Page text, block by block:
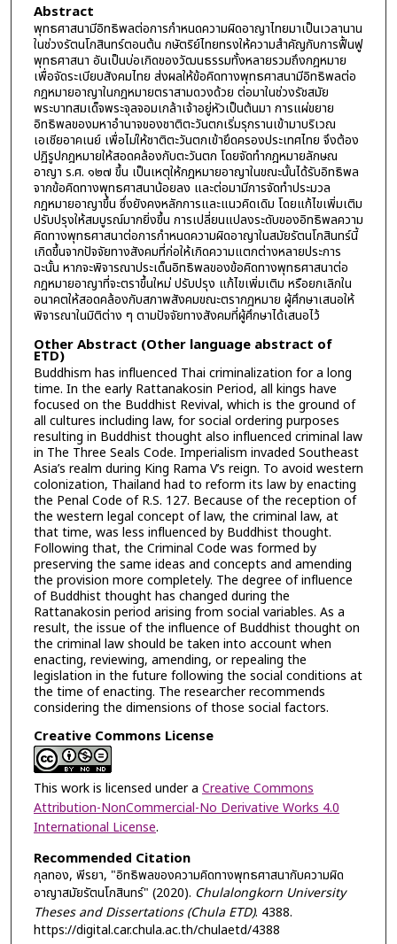
Abstract
พุทธศาสนามีอิทธิพลต่อการกำหนดความผิดอาญาไทยมาเป็นเวลานาน
ในช่วงรัตนโกสินทร์ตอนต้น กษัตริย์ไทยทรงให้ความสำคัญกับการฟื้นฟู
พุทธศาสนา อันเป็นบ่อเกิดของวัฒนธรรมทั้งหลายรวมถึงกฎหมาย
เพื่อจัดระเบียบสังคมไทย ส่งผลให้ข้อคิดทางพุทธศาสนามีอิทธิพลต่อ
กฎหมายอาญาในกฎหมายตราสามดวงด้วย ต่อมาในช่วงรัชสมัย
พระบาทสมเด็จพระจุลจอมเกล้าเจ้าอยู่หัวเป็นต้นมา การแผ่ขยาย
อิทธิพลของมหาอำนาจของชาติตะวันตกเริ่มรุกรานเข้ามาบริเวณ
เอเชียอาคเนย์ เพื่อไม่ให้ชาติตะวันตกเข้ายึดครองประเทศไทย จึงต้อง
ปฏิรูปกฎหมายให้สอดคล้องกับตะวันตก โดยจัดทำกฎหมายลักษณ
อาญา ร.ศ. ๑๒๗ ขึ้น เป็นเหตุให้กฎหมายอาญาในขณะนั้นได้รับอิทธิพล
จากข้อคิดทางพุทธศาสนาน้อยลง และต่อมามีการจัดทำประมวล
กฎหมายอาญาขึ้น ซึ่งยังคงหลักการและแนวคิดเดิม โดยแก้ไขเพิ่มเติม
ปรับปรุงให้สมบูรณ์มากยิ่งขึ้น การเปลี่ยนแปลงระดับของอิทธิพลความ
คิดทางพุทธศาสนาต่อการกำหนดความผิดอาญาในสมัยรัตนโกสินทร์นี้
เกิดขึ้นจากปัจจัยทางสังคมที่ก่อให้เกิดความแตกต่างหลายประการ
ฉะนั้น หากจะพิจารณาประเด็นอิทธิพลของข้อคิดทางพุทธศาสนาต่อ
กฎหมายอาญาที่จะตราขึ้นใหม่ ปรับปรุง แก้ไขเพิ่มเติม หรือยกเลิกใน
อนาคตให้สอดคล้องกับสภาพสังคมขณะตรากฎหมาย ผู้ศึกษาเสนอให้
พิจารณาในมิติต่าง ๆ ตามปัจจัยทางสังคมที่ผู้ศึกษาได้เสนอไว้
Other Abstract (Other language abstract of
ETD)
Buddhism has influenced Thai criminalization for a long
time. In the early Rattanakosin Period, all kings have
focused on the Buddhist Revival, which is the ground of
all cultures including law, for social ordering purposes
resulting in Buddhist thought also influenced criminal law
in The Three Seals Code. Imperialism invaded Southeast
Asia’s realm during King Rama V’s reign. To avoid western
colonization, Thailand had to reform its law by enacting
the Penal Code of R.S. 127. Because of the reception of
the western legal concept of law, the criminal law, at
that time, was less influenced by Buddhist thought.
Following that, the Criminal Code was formed by
preserving the same ideas and concepts and amending
the provision more completely. The degree of influence
of Buddhist thought has changed during the
Rattanakosin period arising from social variables. As a
result, the issue of the influence of Buddhist thought on
the criminal law should be taken into account when
enacting, reviewing, amending, or repealing the
legislation in the future following the social conditions at
the time of enacting. The researcher recommends
considering the dimensions of those social factors.
Creative Commons License
This work is licensed under a Creative Commons
Attribution-NonCommercial-No Derivative Works 4.0
International License.
Recommended Citation
กุลทอง, พีรยา, "อิทธิพลของความคิดทางพุทธศาสนากับความผิด
อาญาสมัยรัตนโกสินทร์" (2020). Chulalongkorn University
Theses and Dissertations (Chula ETD). 4388.
https://digital.car.chula.ac.th/chulaetd/4388